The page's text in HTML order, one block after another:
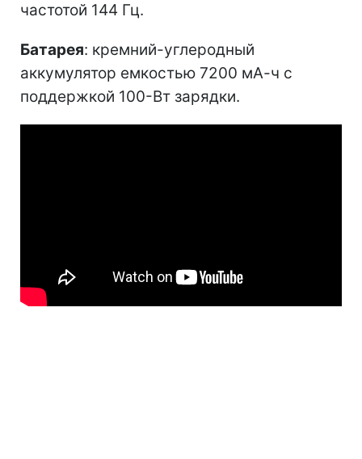
частотой 144 Гц.
Батарея: кремний-углеродный
аккумулятор емкостью 7200 мА-ч с
поддержкой 100-Вт зарядки.